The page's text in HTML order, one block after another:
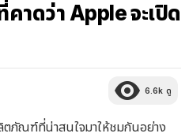
าดว่า Apple จะเปิด
6.6k ดู
ภัณฑ์ที่น่าสนใจมาให้ชมกันอย่าง